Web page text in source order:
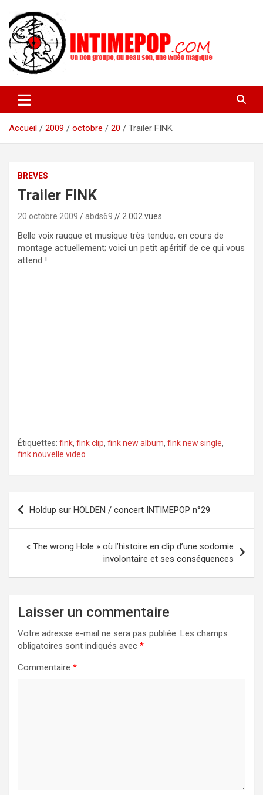
contenu
intimepop.com
actuelles pop rock, post-rock, indé sur Lyon. rock pop concert
lyon
Accueil
2009 octobre 20 Trailer FINK
BREVES
Trailer FINK
20 octobre 2009 abds69 // 2 002 vues
Belle voix rauque et musique très tendue, en cours de
montage actuellement; voici un petit apéritif de ce qui vous
attend !
Étiquettes: fink, fink clip, fink new album, fink new single,
fink nouvelle video
Navigation
de
l’article
Holdup sur HOLDEN / concert INTIMEPOP n°29
« The wrong Hole » où l’histoire en clip d’une sodomie
involontaire et ses conséquences
Laisser un commentaire
Votre adresse e-mail ne sera pas publiée. Les champs
obligatoires sont indiqués avec *
Commentaire *